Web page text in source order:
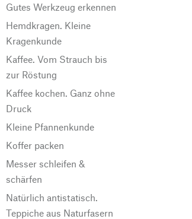
Gutes Werkzeug erkennen
Hemdkragen. Kleine
Kragenkunde
Kaffee. Vom Strauch bis
zur Röstung
Kaffee kochen. Ganz ohne
Druck
Kleine Pfannenkunde
Koffer packen
Messer schleifen &
schärfen
Natürlich antistatisch.
Teppiche aus Naturfasern